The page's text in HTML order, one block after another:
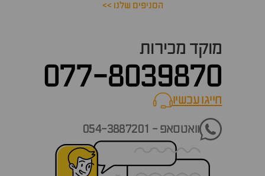
הסניפים שלנו >>
מוקד מכירות
077-8039870
חייגו עכשיוcall now
וואטסאפ - 054-3887201